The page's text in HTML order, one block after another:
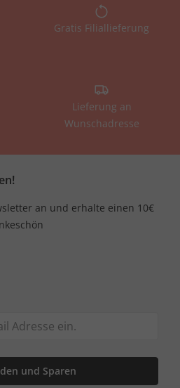
Gratis Filiallieferung
Lieferung an
Wunschadresse
an und erhalte einen 10€
und Sparen